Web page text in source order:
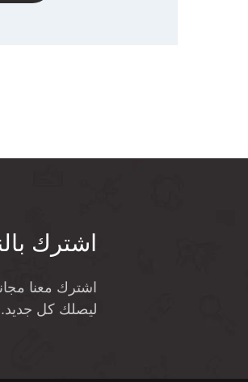
اشترك
اشترك معنا
ليصلك كل جديد.